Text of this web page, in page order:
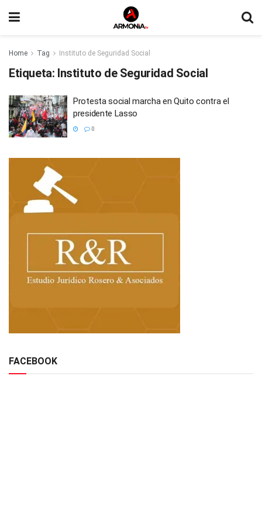
Home Tag Instituto de Seguridad Social
Etiqueta: Instituto de Seguridad Social
Protesta social marcha en Quito contra el
presidente Lasso
0
FACEBOOK